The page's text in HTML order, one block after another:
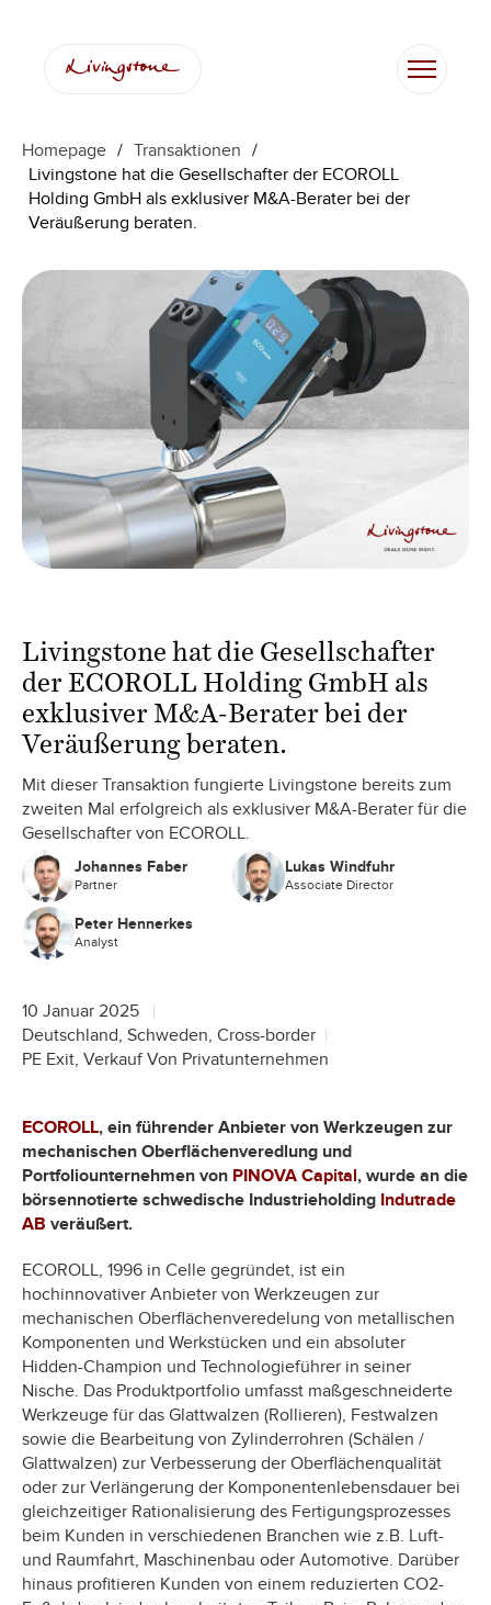
Homepage / Transaktionen /
Livingstone hat die Gesellschafter der ECOROLL
Holding GmbH als exklusiver M&A-Berater bei der
Veräußerung beraten.
Livingstone hat die Gesellschafter
der ECOROLL Holding GmbH als
exklusiver M&A-Berater bei der
Veräußerung beraten.
Mit dieser Transaktion fungierte Livingstone bereits zum
zweiten Mal erfolgreich als exklusiver M&A-Berater für die
Gesellschafter von ECOROLL.
Johannes Faber
Partner
Lukas Windfuhr
Associate Director
Peter Hennerkes
Analyst
10 Januar 2025
Deutschland, Schweden, Cross-border
PE Exit, Verkauf Von Privatunternehmen
ECOROLL, ein führender Anbieter von Werkzeugen zur
mechanischen Oberflächenveredlung und
Portfoliounternehmen von PINOVA Capital, wurde an die
börsennotierte schwedische Industrieholding Indutrade
AB veräußert.
ECOROLL, 1996 in Celle gegründet, ist ein
hochinnovativer Anbieter von Werkzeugen zur
mechanischen Oberflächenveredelung von metallischen
Komponenten und Werkstücken und ein absoluter
Hidden-Champion und Technologieführer in seiner
Nische. Das Produktportfolio umfasst maßgeschneiderte
Werkzeuge für das Glattwalzen (Rollieren), Festwalzen
sowie die Bearbeitung von Zylinderrohren (Schälen /
Glattwalzen) zur Verbesserung der Oberflächenqualität
oder zur Verlängerung der Komponentenlebensdauer bei
gleichzeitiger Rationalisierung des Fertigungsprozesses
beim Kunden in verschiedenen Branchen wie z.B. Luft-
und Raumfahrt, Maschinenbau oder Automotive. Darüber
hinaus profitieren Kunden von einem reduzierten CO2-